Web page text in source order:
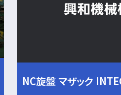
NC旋盤 マザック